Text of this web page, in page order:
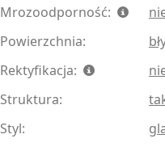
Mrozoodporność:
Powierzchnia:
Rektyfikacja:
Struktura:
Styl: